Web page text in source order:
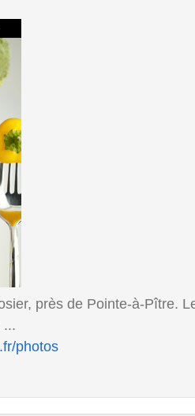
près de Pointe-à-Pître.
...
photos